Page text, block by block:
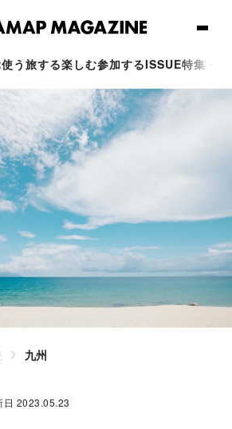
使う 旅する楽しむ参加するISSUE特集・
九州
2023.05.23